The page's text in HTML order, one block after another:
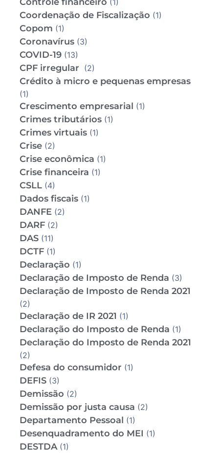
Controle financeiro (1)
Coordenação de Fiscalização (1)
Copom (1)
Coronavírus (3)
COVID-19 (13)
CPF irregular (2)
Crédito à micro e pequenas empresas
(1)
Crescimento empresarial (1)
Crimes tributários (1)
Crimes virtuais (1)
Crise (2)
Crise econômica (1)
Crise financeira (1)
CSLL (4)
Dados fiscais (1)
DANFE (2)
DARF (2)
DAS (11)
DCTF (1)
Declaração (1)
Declaração de Imposto de Renda (3)
Declaração de Imposto de Renda 2021
(2)
Declaração de IR 2021 (1)
Declaração do Imposto de Renda (1)
Declaração do Imposto de Renda 2021
(2)
Defesa do consumidor (1)
DEFIS (3)
Demissão (2)
Demissão por justa causa (2)
Departamento Pessoal (1)
Desenquadramento do MEI (1)
DESTDA(1)